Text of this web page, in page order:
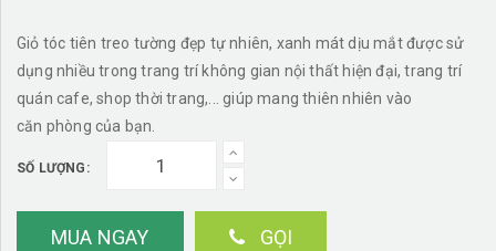
Giỏ tóc tiên treo tường đẹp tự nhiên, xanh mát dịu mắt được sử
dụng nhiều trong trang trí không gian nội thất hiện đại, trang trí
quán cafe, shop thời trang,... giúp mang thiên nhiên vào
căn phòng của bạn.
SỐ LƯỢNG:
MUA NGAY GỌI